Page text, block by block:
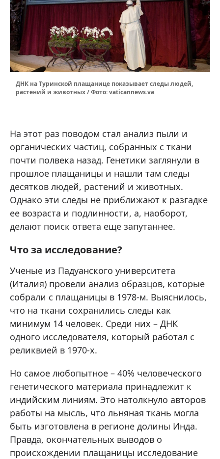
ДНК на Туринской плащанице показывает следы людей,
растений и животных / Фото: vaticannews.va
На этот раз поводом стал анализ пыли и
органических частиц, собранных с ткани
почти полвека назад. Генетики заглянули в
прошлое плащаницы и нашли там следы
десятков людей, растений и животных.
Однако эти следы не приближают к разгадке
ее возраста и подлинности, а, наоборот,
делают поиск ответа еще запутаннее.
Что за исследование?
Ученые из Падуанского университета
(Италия) провели анализ образцов, которые
собрали с плащаницы в 1978-м. Выяснилось,
что на ткани сохранились следы как
минимум 14 человек. Среди них – ДНК
одного исследователя, который работал с
реликвией в 1970-х.
Но самое любопытное – 40% человеческого
генетического материала принадлежит к
индийским линиям. Это натолкнуло авторов
работы на мысль, что льняная ткань могла
быть изготовлена в регионе долины Инда.
Правда, окончательных выводов о
происхождении плащаницы исследование